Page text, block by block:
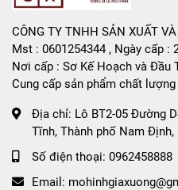
CÔNG TY TNHH SẢN XUẤT
Mst : 0601254344 , Ngày cấp :
Nơi cấp : Sơ Kế Hoạch và Đầu
Cung cấp sản phẩm chất
Địa chỉ: Lô BT2-05 Đường
Tĩnh, Thành phố Nam
Số điện thoại: 0962458888
Email: